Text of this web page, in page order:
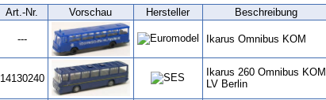
Art.‑Nr. Vorschau Hersteller Beschreibung
--- Ikarus Omnibus KOM
14130240
Ikarus 260 Omnibus KOM
LV Berlin